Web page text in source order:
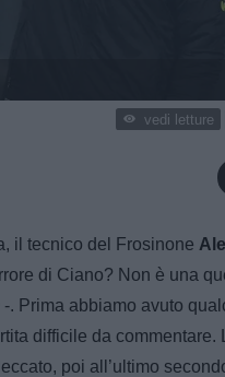
vedi letture
il tecnico del Frosinone
di Ciano? Non è una
-. Prima abbiamo avuto
difficile da commentare.
poi all’ultimo